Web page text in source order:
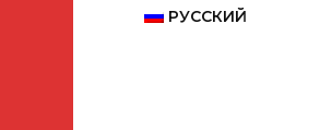
РУССКИЙ